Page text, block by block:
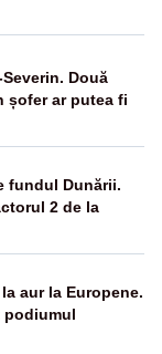
Două
șofer ar putea fi
fundul Dunării.
2 de la
aur la Europene.
podiumul